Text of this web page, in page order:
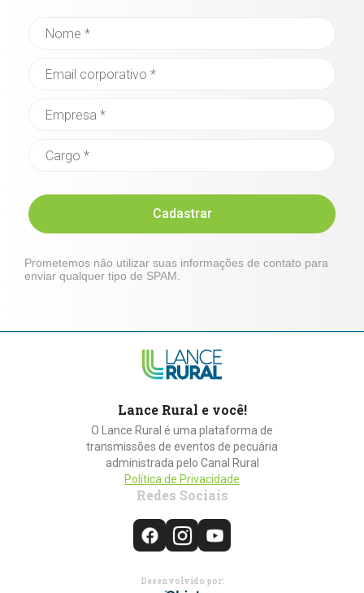
Cadastrar
Prometemos não utilizar suas informações de contato para
enviar qualquer tipo de SPAM.
Lance Rural e você!
O Lance Rural é uma plataforma de
transmissões de eventos de pecuária
administrada pelo Canal Rural
Política de Privacidade
Redes Sociais
Desenvolvido por: